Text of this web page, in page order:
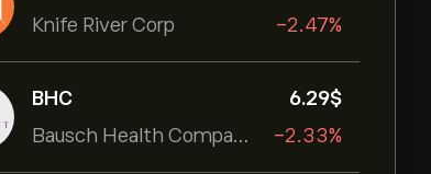
Knife River Corp
-2.47%
BHC
Bausch Health Companies Inc
6.29‎$‎
-2.33%